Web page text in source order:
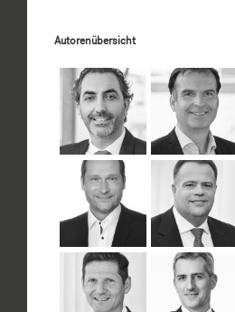
Autorenübersicht